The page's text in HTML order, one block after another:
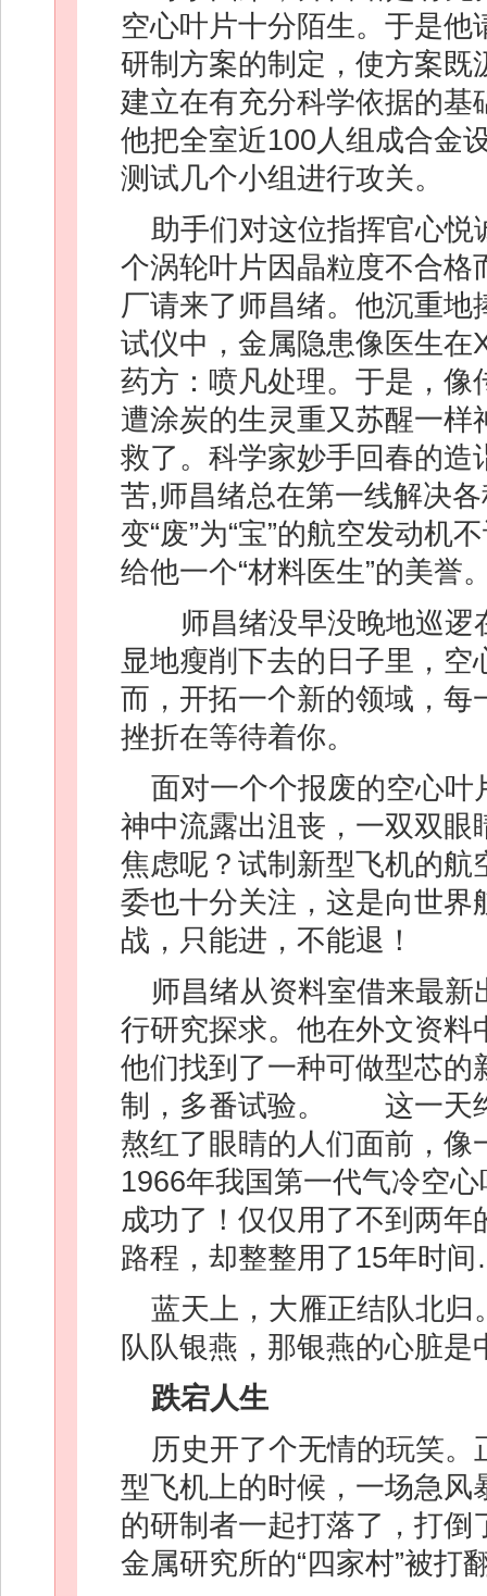
空心叶片十分陌生。于是
研制方案的制定，使方案
建立在有充分科学依据的
他把全室近100人组成合金
测试几个小组进行攻关。
助手们对这位指挥官心
个涡轮叶片因晶粒度不合
厂请来了师昌绪。他沉重
试仪中，金属隐患像医生
药方：喷凡处理。于是，
遭涂炭的生灵重又苏醒一
救了。科学家妙手回春的
苦,师昌绪总在第一线解决
变“废”为“宝”的航空发动机
给他一个“材料医生”的美誉
师昌绪没早没晚地巡逻
显地瘦削下去的日子里，
而，开拓一个新的领域，
挫折在等待着你。
面对一个个报废的空心
神中流露出沮丧，一双双
焦虑呢？试制新型飞机的
委也十分关注，这是向世
战，只能进，不能退！
师昌绪从资料室借来最
行研究探求。他在外文资
他们找到了一种可做型芯
制，多番试验。 这一天
熬红了眼睛的人们面前，
1966年我国第一代气冷空
成功了！仅仅用了不到两
路程，却整整用了15年时
蓝天上，大雁正结队北
队队银燕，那银燕的心脏
跌宕人生
历史开了个无情的玩笑
型飞机上的时候，一场急
的研制者一起打落了，打
金属研究所的“四家村”被打